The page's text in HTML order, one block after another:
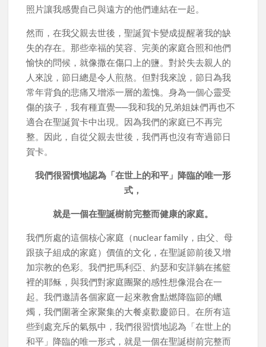
照片讓我感覺自己與遠方的他們連結在一起。
然而，在我父親去世後，聖誕賀卡變成提醒著我的缺
失的存在。那些幸福的笑容、完美的家庭合照和他們
愉快的問候，就像撒在傷口上的鹽。對於失去親人的
人來說，節日總是令人煎熬。但對我來說，節日為我
常年背負的悲痛又增添一層的羞愧。身為一個心靈受
傷的孩子，我有種直覺──我和我的兄弟姐妹們再也不
適合在聖誕賀卡中出現。因為我們的家庭已不再完
整。因此，自從父親去世後，我們再也沒有寄過節日
賀卡。
我們很習慣地認為「在世上的和平」降臨的唯一形
式，
就是一個在聖誕樹前完整而健康的家庭。
我們所處的這個核心家庭（nuclear family，由父、母
跟孩子組成的家庭）價值的文化，在聖誕節前後又增
加宗教的色彩。我們把馬利亞、約瑟和安詳躺在搖籃
裡的耶稣，與我們對家庭團聚的感性想像混合在一
起。我們邀請各個家庭一起來教會點燃降臨節的蠟
燭，我們圍著全家聚集的大餐桌歡慶節日。在所有這
些到處充斥的氣氛中，我們很習慣地認為「在世上的
和平」降臨的唯一形式，就是一個在聖誕樹前完整而